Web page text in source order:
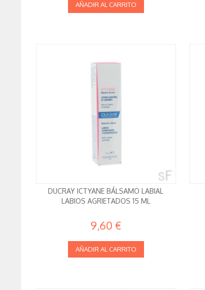
AÑADIR AL CARRITO
DUCRAY ICTYANE BÁLSAMO LABIAL
LABIOS AGRIETADOS 15 ML
9,60 €
AÑADIR AL CARRITO